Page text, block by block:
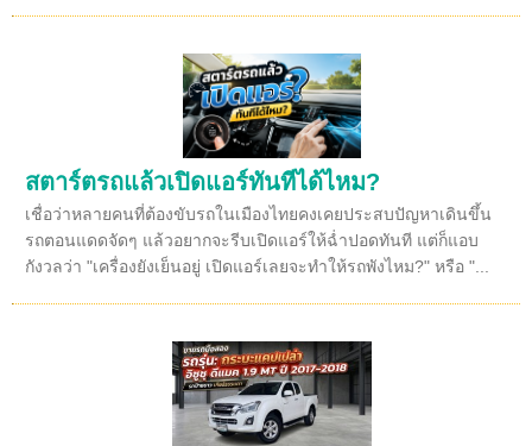
สตาร์ตรถแล้วเปิดแอร์ทันทีได้ไหม?
เชื่อว่าหลายคนที่ต้องขับรถในเมืองไทยคงเคยประสบปัญหาเดินขึ้น
รถตอนแดดจัดๆ แล้วอยากจะรีบเปิดแอร์ให้ฉ่ำปอดทันที แต่ก็แอบ
กังวลว่า "เครื่องยังเย็นอยู่ เปิดแอร์เลยจะทำให้รถพังไหม?" หรือ "...